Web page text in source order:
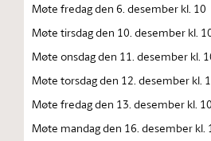
Møte fredag den 6. desember kl. 10
Møte tirsdag den 10. desember kl.
Møte onsdag den 11. desember kl.
Møte torsdag den 12. desember kl.
Møte fredag den 13. desember kl. 10
Møte mandag den 16. desember kl.